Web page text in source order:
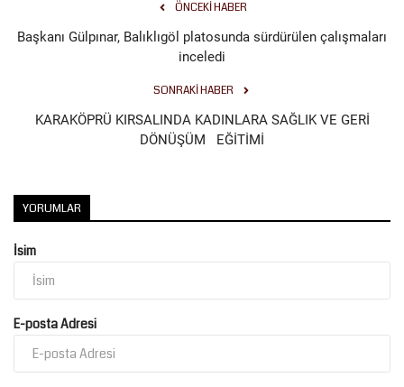
ÖNCEKI HABER
Başkanı Gülpınar, Balıklıgöl platosunda sürdürülen çalışmaları
inceledi
SONRAKI HABER
KARAKÖPRÜ KIRSALINDA KADINLARA SAĞLIK VE GERİ
DÖNÜŞÜM EĞİTİMİ
YORUMLAR
İsim
E-posta Adresi